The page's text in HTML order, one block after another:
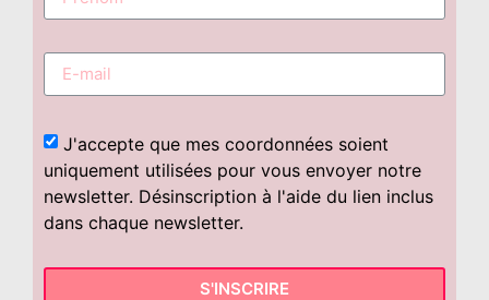
J'accepte que mes coordonnées soient
uniquement utilisées pour vous envoyer notre
newsletter. Désinscription à l'aide du lien inclus
dans chaque newsletter.
S'INSCRIRE